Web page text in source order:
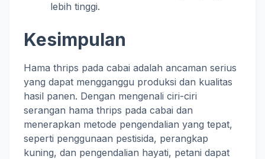
lebih tinggi.
Kesimpulan
Hama thrips pada cabai adalah ancaman serius
yang dapat mengganggu produksi dan kualitas
hasil panen. Dengan mengenali ciri-ciri
serangan hama thrips pada cabai dan
menerapkan metode pengendalian yang tepat,
seperti penggunaan pestisida, perangkap
kuning, dan pengendalian hayati, petani dapat